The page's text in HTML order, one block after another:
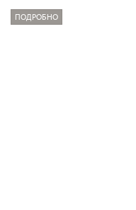
ПОДРОБНО